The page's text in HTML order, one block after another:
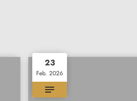
23
Feb. 2026